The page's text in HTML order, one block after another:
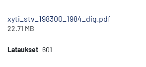
xyti_stv_198300_1984_dig.pdf
22.71 MB
Lataukset 601